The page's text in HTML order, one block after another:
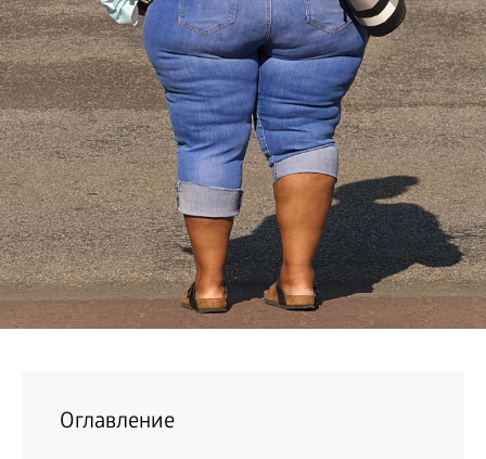
Оглавление
КАК?
БИЗНЕС